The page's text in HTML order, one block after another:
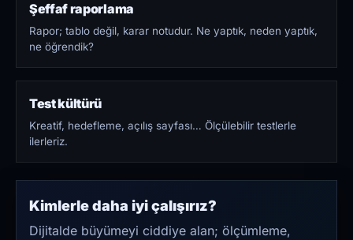
Şeffaf raporlama
Rapor; tablo değil, karar notudur. Ne yaptık, neden yaptık,
ne öğrendik?
Test kültürü
Kreatif, hedefleme, açılış sayfası… Ölçülebilir testlerle
ilerleriz.
Kimlerle daha iyi çalışırız?
Dijitalde büyümeyi ciddiye alan; ölçümleme,